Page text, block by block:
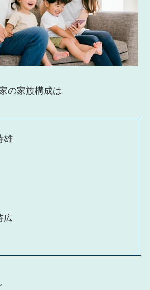
の家族構成は
雄
広